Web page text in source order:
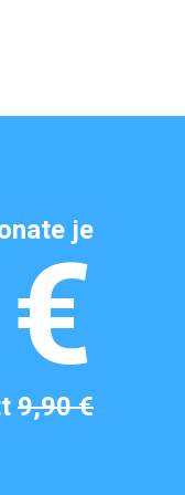
je
9,90 €